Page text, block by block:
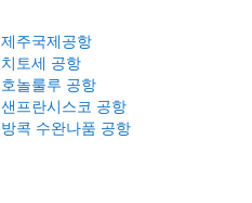
제주국제공항
치토세 공항
호놀룰루 공항
샌프란시스코 공항
방콕 수완나품 공항